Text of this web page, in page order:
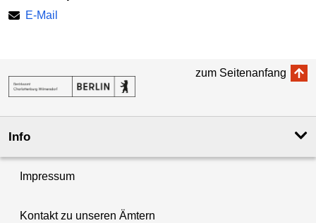
E-Mail
zum Seitenanfang
Info
Impressum
Kontakt zu unseren Ämtern